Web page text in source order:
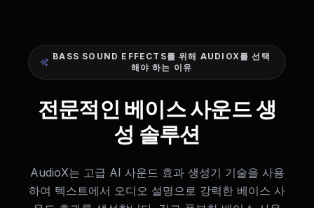
BASS SOUND EFFECTS를 위해 AUDIOX를 선택
해야 하는 이유
전문적인 베이스 사운드 생
성 솔루션
AudioX는 고급 AI 사운드 효과 생성기 기술을 사용
하여 텍스트에서 오디오 설명으로 강력한 베이스 사